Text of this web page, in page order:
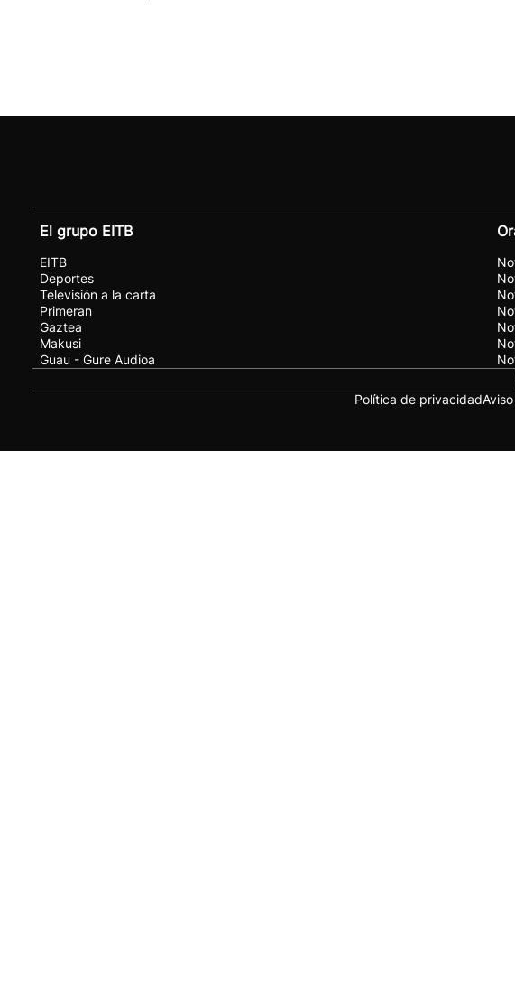
El grupo EITB
EITB
Deportes
Televisión a la carta
Primeran
Gaztea
Makusi
Guau - Gure Audioa
Política de privacidad